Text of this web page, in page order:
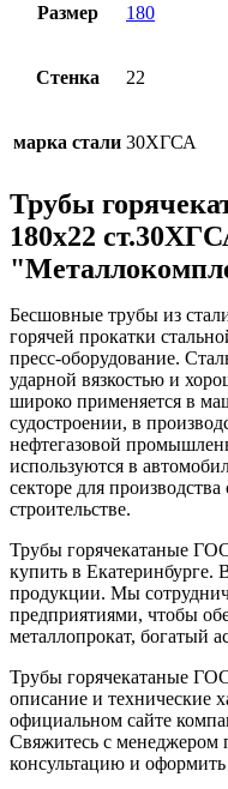
Размер 180
Стенка 22
марка стали 30ХГСА
Трубы
180x22
Бесшовные трубы из
горячей прокатки
пресс-оборудование.
ударной вязкостью и
широко применяется в
судостроении, в
нефтегазовой
используются в
секторе для
строительстве.
Трубы горячекатаные
купить в Екатеринбурге.
продукции. Мы
предприятиями, чтобы
металлопрокат, богатый
Трубы горячекатаные
описание и технические
официальном сайте
Свяжитесь с менеджером
консультацию и оформить